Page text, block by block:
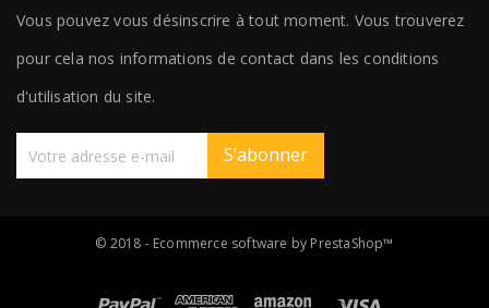
Vous pouvez vous désinscrire à tout moment. Vous trouverez
pour cela nos informations de contact dans les conditions
d'utilisation du site.
S’abonner
© 2018 - Ecommerce software by PrestaShop™